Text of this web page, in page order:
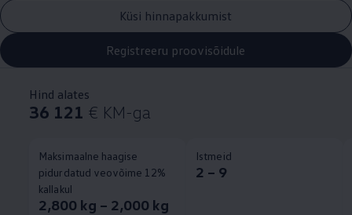
Küsi hinnapakkumist
Registreeru proovisõidule
Hind alates
36 121 € KM-ga
Maksimaalne haagise
pidurdatud veovõime 12%
kallakul
2,800 kg – 2,000 kg
Istmeid
2 – 9